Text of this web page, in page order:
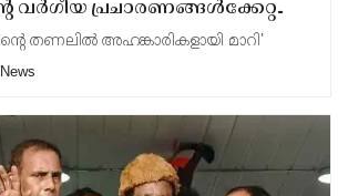
വർഗീയ പ്രചാരണങ്ങൾക്കേറ്റ
എ അബ്ദുൽ റഹ്‌മാൻ
തണലിൽ അഹങ്കാരികളായി മാറി'
News